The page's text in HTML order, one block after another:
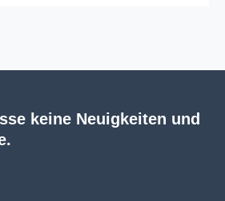
keine Neuigkeiten und